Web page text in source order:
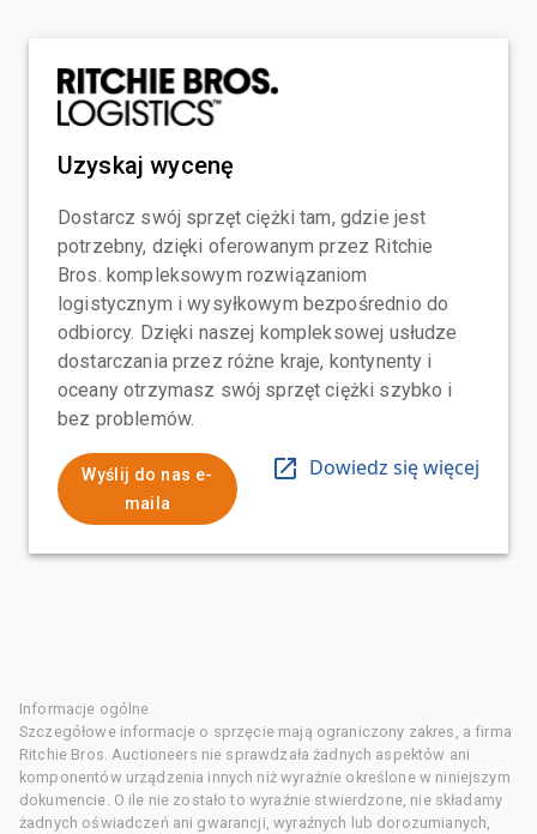
Uzyskaj wycenę
Dostarcz swój sprzęt ciężki tam, gdzie jest
potrzebny, dzięki oferowanym przez Ritchie
Bros. kompleksowym rozwiązaniom
logistycznym i wysyłkowym bezpośrednio do
odbiorcy. Dzięki naszej kompleksowej usłudze
dostarczania przez różne kraje, kontynenty i
oceany otrzymasz swój sprzęt ciężki szybko i
bez problemów.
Wyślij do nas e-
maila
Dowiedz się więcej
Informacje ogólne
Szczegółowe informacje o sprzęcie mają ograniczony zakres, a firma
Ritchie Bros. Auctioneers nie sprawdzała żadnych aspektów ani
komponentów urządzenia innych niż wyraźnie określone w niniejszym
dokumencie. O ile nie zostało to wyraźnie stwierdzone, nie składamy
żadnych oświadczeń ani gwarancji, wyraźnych lub dorozumianych,